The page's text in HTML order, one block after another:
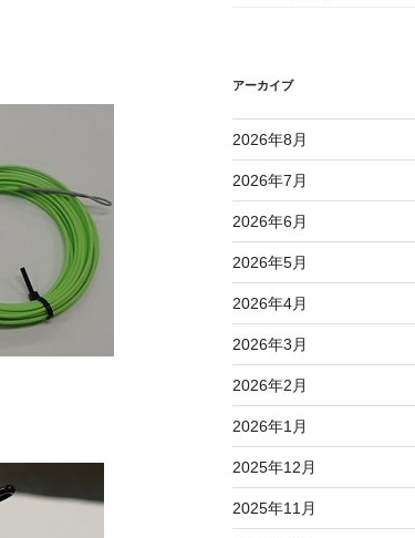
アーカイブ
2026年8月
2026年7月
2026年6月
2026年5月
2026年4月
2026年3月
2026年2月
2026年1月
2025年12月
2025年11月